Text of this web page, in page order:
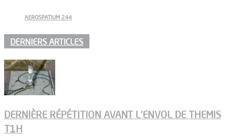
AEROSPATIUM 244
DERNIERS ARTICLES
DERNIÈRE RÉPÉTITION AVANT L’ENVOL DE THEMIS
T1H